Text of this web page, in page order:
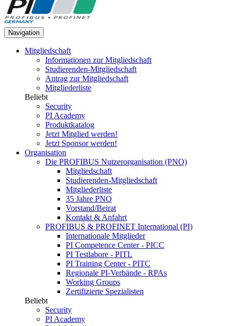
Navigation
Mitgliedschaft
Informationen zur Mitgliedschaft
Studierenden-Mitgliedschaft
Antrag zur Mitgliedschaft
Mitgliederliste
Beliebt
Security
PI Academy
Produktkatalog
Jetzt Mitglied werden!
Jetzt Sponsor werden!
Organisation
Die PROFIBUS Nutzerorganisation (PNO)
Mitgliedschaft
Studierenden-Mitgliedschaft
Mitgliederliste
35 Jahre PNO
Vorstand/Beirat
Kontakt & Anfahrt
PROFIBUS & PROFINET International (PI)
Internationale Mitglieder
PI Competence Center - PICC
PI Testlabore - PITL
PI Training Center - PITC
Regionale PI-Verbände - RPAs
Working Groups
Zertifizierte Spezialisten
Beliebt
Security
PI Academy